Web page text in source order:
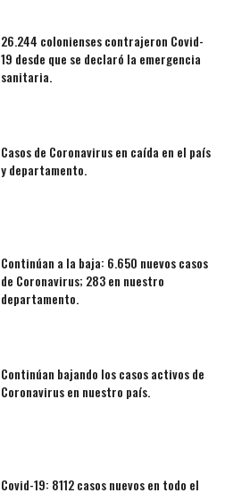
26.244 colonienses contrajeron Covid-
19 desde que se declaró la emergencia
sanitaria.
Casos de Coronavirus en caída en el país
y departamento.
Continúan a la baja: 6.650 nuevos casos
de Coronavirus; 283 en nuestro
departamento.
Continúan bajando los casos activos de
Coronavirus en nuestro país.
Covid-19: 8112 casos nuevos en todo el